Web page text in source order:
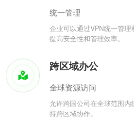
统一管理
企业可以通过VPN统一管理
提高安全性和管理效率。
跨区域办公
全球资源访问
允许跨国公司在全球范围
持跨区域协作。